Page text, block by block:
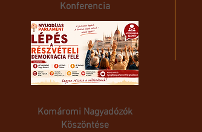
Konferencia
Komáromi Nagyadózók
Köszöntése